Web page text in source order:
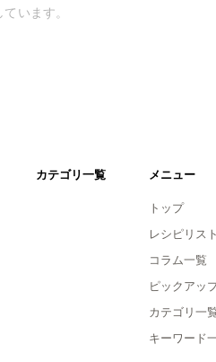
います。
カテゴリ一覧 メニュー
トップ
レシピリスト
コラム一覧
ピックアッ
カテゴリ一
キーワード